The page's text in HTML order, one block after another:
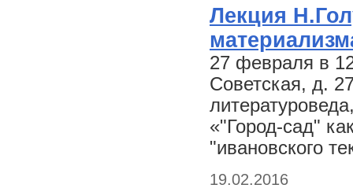
Лекция
27 февраля в
Советская, д.
«"Город-сад"
"ивановского
19.02.2016